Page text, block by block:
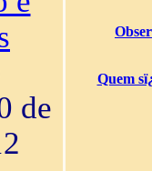
de
Quem